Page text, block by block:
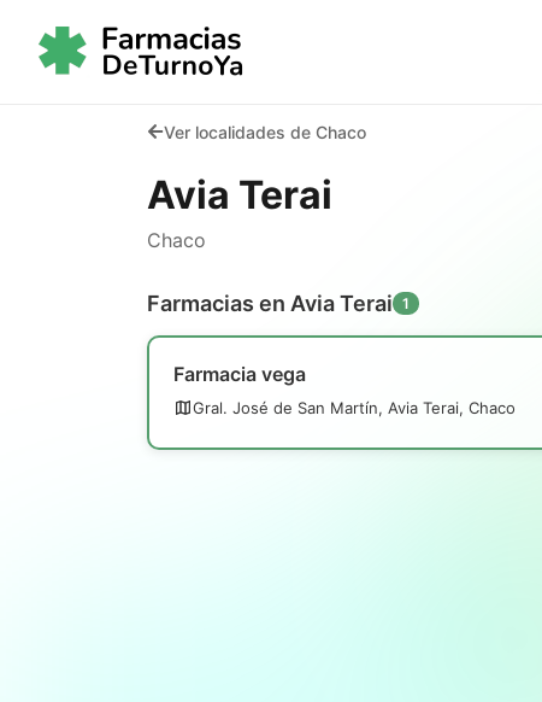
Ver localidades de Chaco
Avia Terai
Chaco
Farmacias en Avia Terai 1
Farmacia vega
Gral. José de San Martín, Avia Terai, Chaco